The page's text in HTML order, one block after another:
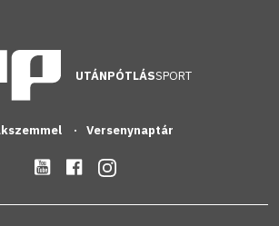
UTÁNPÓTLÁSSPORT
Versenynaptár